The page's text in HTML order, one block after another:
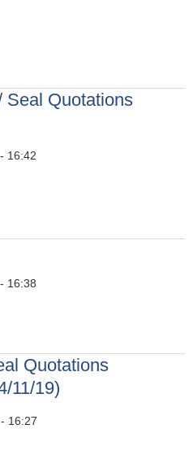
Seal Quotations
16:42
16:38
Quotations
11/19)
16:27